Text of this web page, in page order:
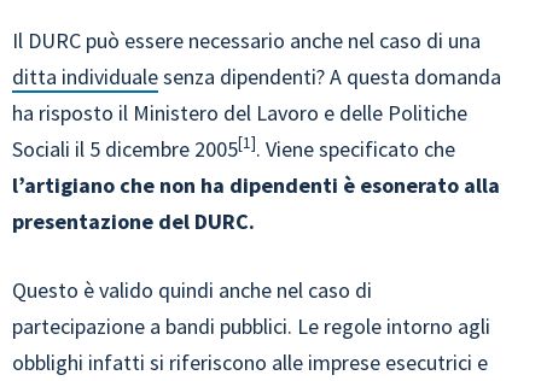
Il DURC può essere necessario anche nel caso di una
ditta individualesenza dipendenti? A questa domanda
ha risposto il Ministero del Lavoro e delle Politiche
Sociali il 5 dicembre 2005 1 . Viene specificato che
l’artigiano che non ha dipendenti è esonerato alla
presentazione del DURC.
Questo è valido quindi anche nel caso di
partecipazione a bandi pubblici. Le regole intorno agli
obblighi infatti si riferiscono alle imprese esecutrici e